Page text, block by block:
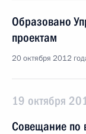
Образовано
проектам
20 октября 2012
19 октября
Совещание по